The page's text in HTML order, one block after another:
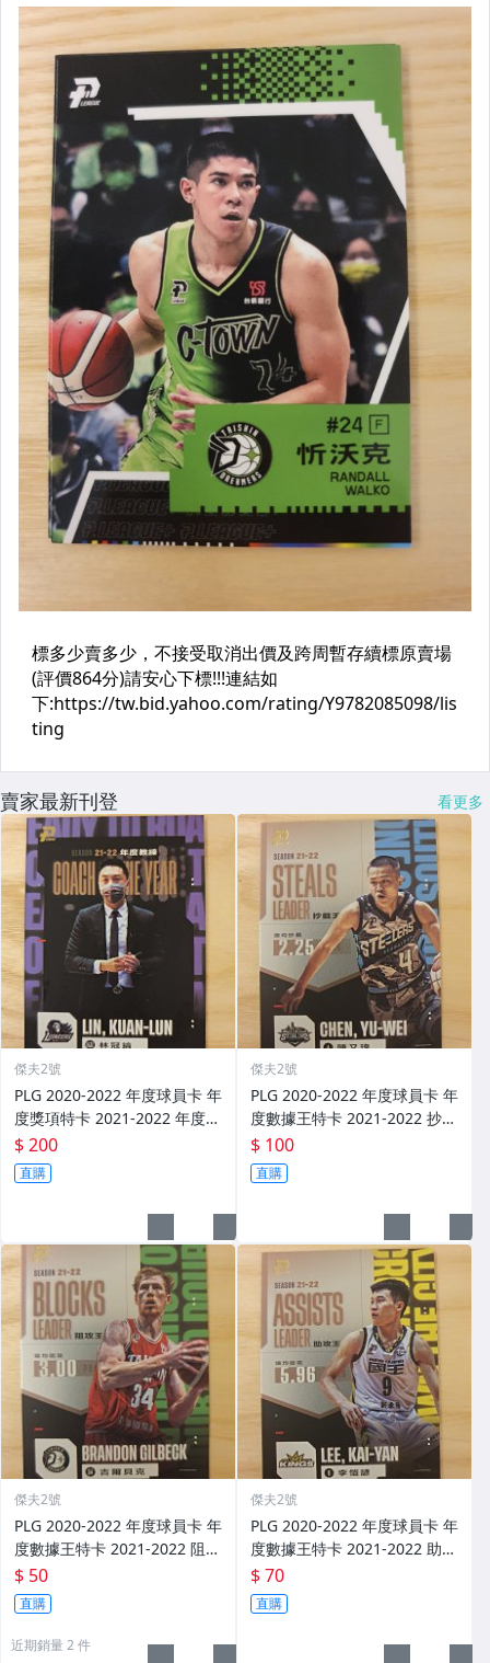
賣家最新刊登 看更多
傑夫2號
PLG 2020-2022 年度球員卡 年
度獎項特卡 2021-2022 年度教
練 林冠綸 攻城獅 PA19
$ 200
直購
傑夫2號
PLG 2020-2022 年度球員卡 年
度數據王特卡 2021-2022 抄截
王 陳又瑋 鋼鐵人 SL05 湊套 P.
LEAGUE+ 精裝盒
$ 100
直購
傑夫2號
PLG 2020-2022 年度球員卡 年
度數據王特卡 2021-2022 阻攻
王 吉爾貝克 夢想家 SL04 湊套
P. LEAGUE+ 精裝盒
$ 50
直購
近期銷量 2 件
傑夫2號
PLG 2020-2022 年度球員卡 年
度數據王特卡 2021-2022 助攻
王 李愷諺 國王 SL03 湊套 P. L
EAGUE+ 精裝盒
$ 70
直購